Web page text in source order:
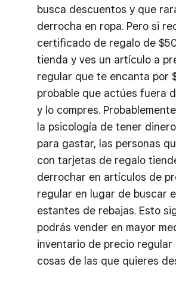
busca descuentos y que
derrocha en ropa. Pero si
certificado de regalo de
tienda y ves un artículo a
regular que te encanta por
probable que actúes fuera
y lo compres.
la psicología de tener
para gastar, las personas
con tarjetas de regalo
derrochar en artículos de
regular en lugar de buscar
estantes de rebajas. Esto
podrás vender en mayor
inventario de precio regular
cosas de las que quieres